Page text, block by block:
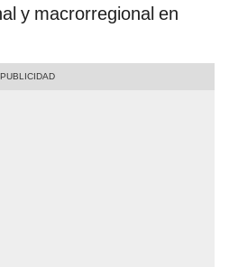
y macrorregional en